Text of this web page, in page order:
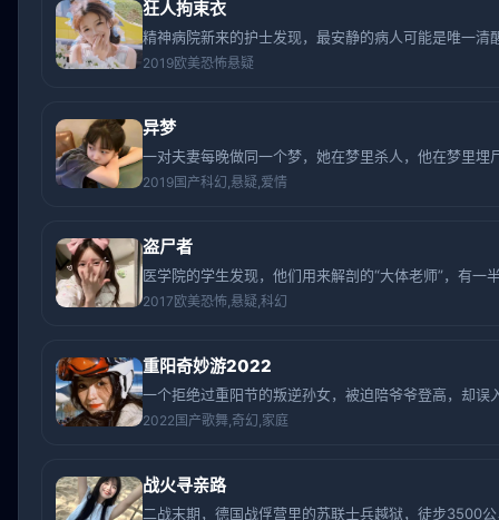
狂人拘束衣
精神病院新来的护士发现，最安静的病人可能是唯一清
2019欧美恐怖悬疑
异梦
一对夫妻每晚做同一个梦，她在梦里杀人，他在梦里埋
2019国产科幻,悬疑,爱情
盗尸者
医学院的学生发现，他们用来解剖的“大体老师”，有一
2017 欧美恐怖,悬疑,科幻
重阳奇妙游2022
一个拒绝过重阳节的叛逆孙女，被迫陪爷爷登高，却误
2022 国产歌舞,奇幻,家庭
战火寻亲路
二战末期，德国战俘营里的苏联士兵越狱，徒步3500